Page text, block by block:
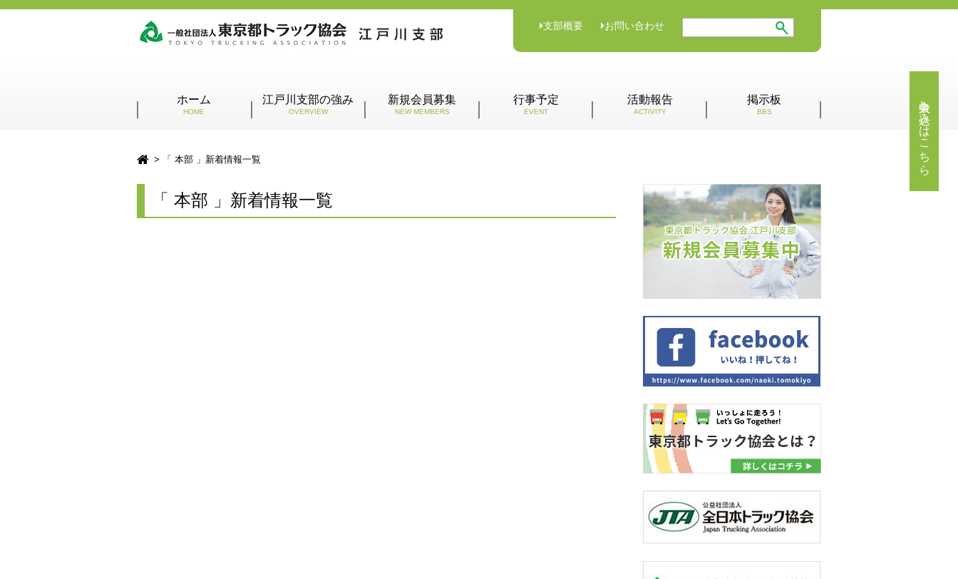
支部概要 お問い合わせ
ホーム
HOME
江戸川支部の強み
OVERVIEW
新規会員募集
NEW MEMBERS
行事予定
EVENT
活動報告
ACTIVITY
掲示板
BBS
「 本部 」新着情報一覧
「 本部 」新着情報一覧
入会申し込みはこちら